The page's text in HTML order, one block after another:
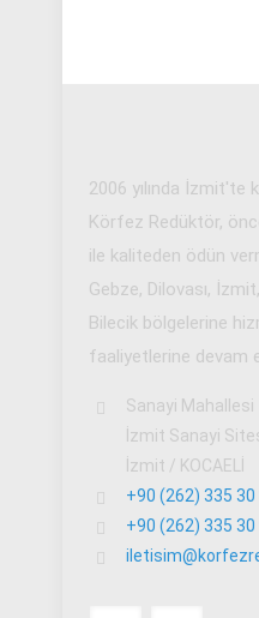
2006 yılında İzmit'te
Körfez Redüktör,
ile kaliteden ödün
Gebze, Dilovası,
Bilecik bölgelerine
faaliyetlerine devam
Sanayi Mahallesi
İzmit Sanayi
İzmit / KOCAELİ
+90 (262) 335 30
+90 (262) 335 30